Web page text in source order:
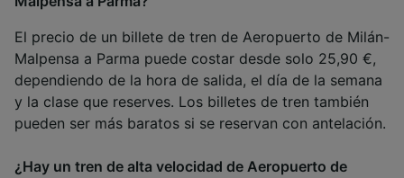
El precio de un billete de tren de Aeropuerto de Milán-
Malpensa a Parma puede costar desde solo 25,90 €,
dependiendo de la hora de salida, el día de la semana
y la clase que reserves. Los billetes de tren también
pueden ser más baratos si se reservan con antelación.
¿Hay un tren de alta velocidad de Aeropuerto de